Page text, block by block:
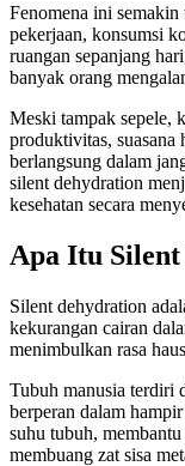
Fenomena ini
pekerjaan, konsumsi
ruangan sepanjang
banyak orang
Meski tampak sepele,
produktivitas, suasana
berlangsung dalam
silent dehydration
kesehatan secara
Apa Itu
Silent dehydration
kekurangan cairan
menimbulkan rasa
Tubuh manusia terdiri
berperan dalam
suhu tubuh,
membuang zat sisa